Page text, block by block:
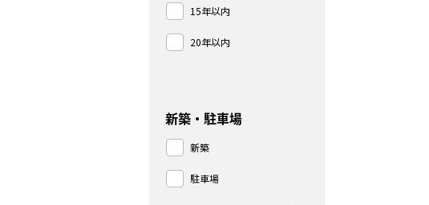
15年以内
20年以内
新築・駐車場
新築
駐車場